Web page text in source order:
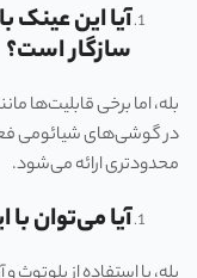
آیا این
سازگار است؟
در گوشی‌های شیائومی
محدودتری ارائه می‌شود.
آیا می‌توان